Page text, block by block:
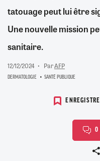
tatouage peut lui être
Une nouvelle mission
sanitaire.
12/12/2024 ParAFP
DERMATOLOGIE SANTÉ PUBLIQUE
0